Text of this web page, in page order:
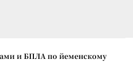
и БПЛА по йеменскому